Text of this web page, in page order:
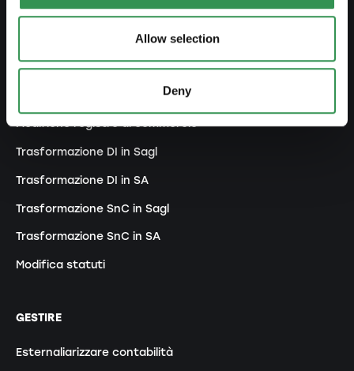
Allow selection
Deny
Costituire un'associazione
Costituire una succursale
Modifiche registro di commercio
Trasformazione DI in Sagl
Trasformazione DI in SA
Trasformazione SnC in Sagl
Trasformazione SnC in SA
Modifica statuti
GESTIRE
Esternaliarizzare contabilità